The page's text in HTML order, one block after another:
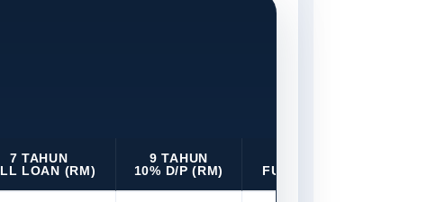
7 TAHUN
LOAN (RM)
9 TAHUN
10% D/P (RM)
FULL LOAN (RM)